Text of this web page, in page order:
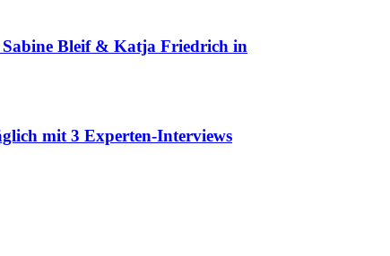
Bleif & Katja Friedrich in
mit 3 Experten-Interviews